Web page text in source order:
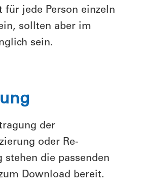
für jede Person einzeln
sollten aber im
sein.
der
oder Re-
stehen die passenden
Download bereit.